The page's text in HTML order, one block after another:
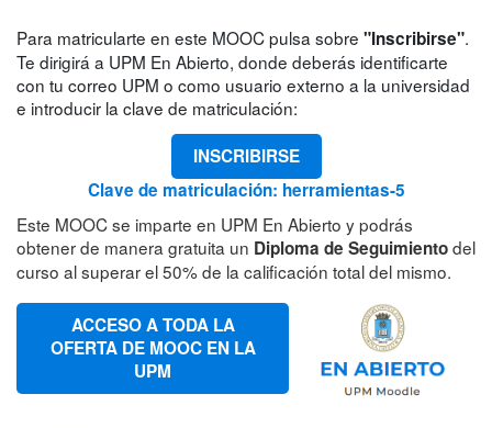
Para matricularte en este MOOC pulsa sobre "Inscribirse".
Te dirigirá a UPM En Abierto, donde deberás identificarte
con tu correo UPM o como usuario externo a la universidad
e introducir la clave de matriculación:
INSCRIBIRSE
Clave de matriculación: herramientas-5
Este MOOC se imparte en UPM En Abierto y podrás
obtener de manera gratuita un Diploma de Seguimientodel
curso al superar el 50% de la calificación total del mismo.
ACCESO A TODA LA
OFERTA DE MOOC EN LA
UPM